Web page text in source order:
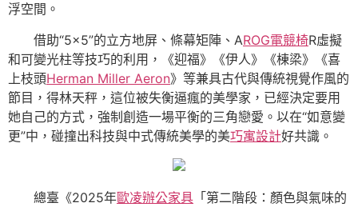
浮空間。
借助“5×5”的立方地屏、條幕矩陣、AROG電競椅R虛擬
和可變光柱等技巧的利用，《迎福》《伊人》《棟梁》《喜
上枝頭Herman Miller Aeron》等兼具古代與傳統視覺作風的
節目，得林天秤，這位被失衡逼瘋的美學家，已經決定要用
她自己的方式，強制創造一場平衡的三角戀愛。以在“如意變
更”中，碰撞出科技與中式傳統美學的美巧寓設計好共識。
總臺《2025年歐凌辦公家具 「第二階段：顏色與氣味的